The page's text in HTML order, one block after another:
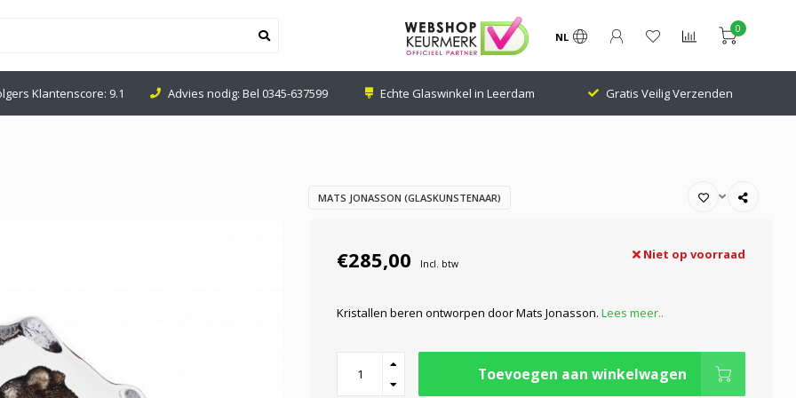
NL
0
Klantenscore: 9.1 Advies nodig: Bel 0345-637599 Echte Glaswinkel in Leerdam Gratis Veilig Verzenden
MATS JONASSON (GLASKUNSTENAAR)
€285,00 Incl. btw
Niet op voorraad
Kristallen beren ontworpen door Mats Jonasson. Lees meer..
Toevoegen aan winkelwagen